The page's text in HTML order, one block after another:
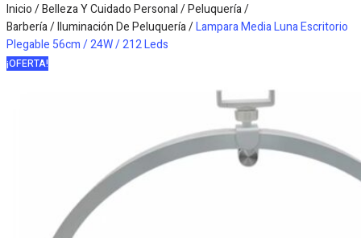
Inicio/Belleza Y Cuidado Personal/Peluquería /
Barbería/Iluminación De Peluquería/Lampara Media Luna Escritorio
Plegable 56cm / 24W / 212 Leds
¡OFERTA!